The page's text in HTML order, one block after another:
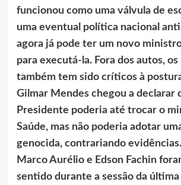
funcionou como uma válvula de
uma eventual política nacional
agora já pode ter um novo
para executá-la. Fora dos autos,
também tem sido críticos à
Gilmar Mendes chegou a declarar
Presidente poderia até trocar o
Saúde, mas não poderia adotar
genocida, contrariando
Marco Aurélio e Edson Fachin
sentido durante a sessão da